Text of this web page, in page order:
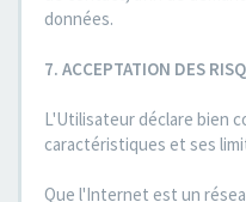
données.
7. ACCEPTATION DES
L'Utilisateur déclare bien
caractéristiques et ses
Que l'Internet est un